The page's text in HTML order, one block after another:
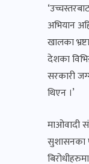
अभियान
खालका
देशका
सरकारी
थिएन ।’
माओवादी
सुशासनका